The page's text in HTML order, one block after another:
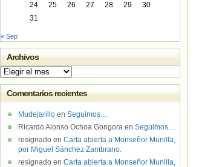
24
25 26 27 28 29
30
31
« Sep
Archivos
Archivos
Comentarios recientes
Mudejarillo en Seguimos…
Ricardo Alonso Ochoa Gongora en Seguimos…
resignado en Carta abierta a Monseñor Munilla,
por Miguel Sánchez Zambrano.
resignado en Carta abierta a Monseñor Munilla,